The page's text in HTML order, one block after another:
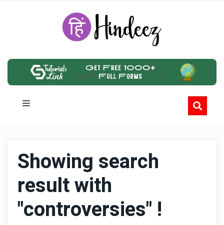
Showing search
result with
"controversies" !